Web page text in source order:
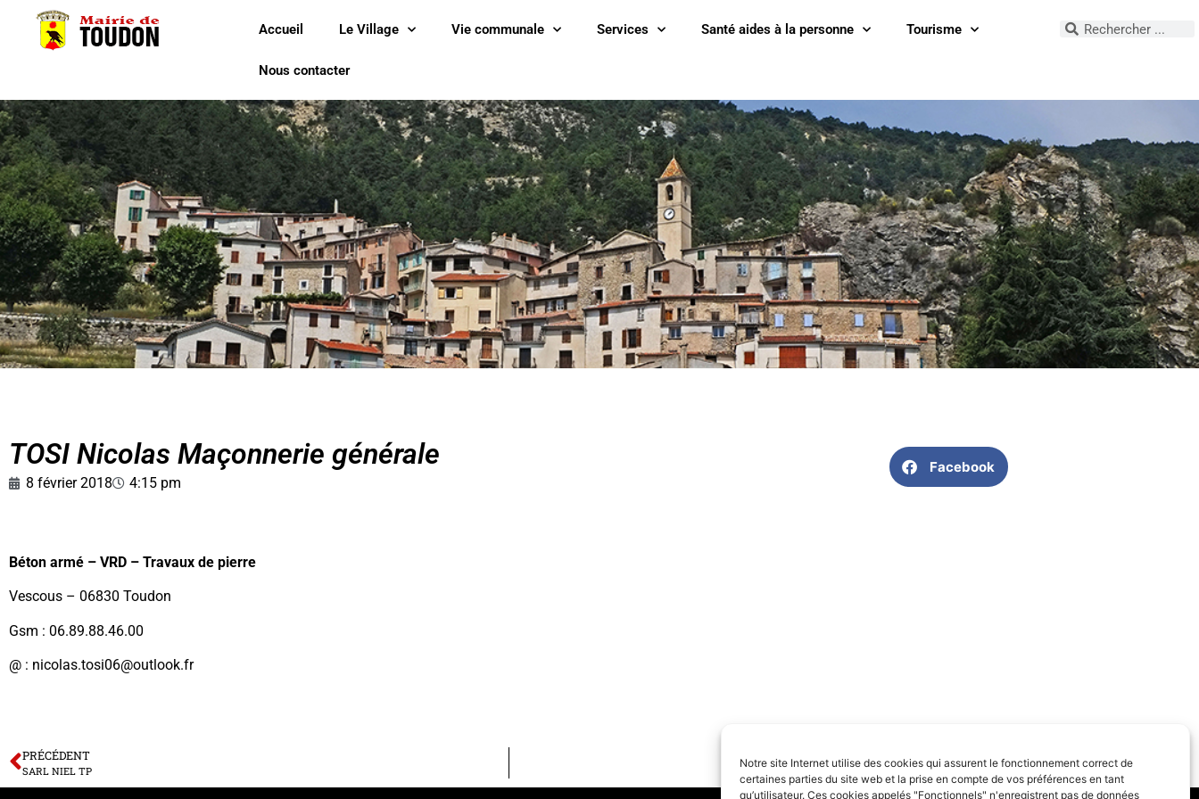
Notre site Internet utilise des cookies qui assurent le fonctionnement correct de
certaines parties du site web et la prise en compte de vos préférences en tant
qu’utilisateur. Ces cookies appelés "Fonctionnels" n'enregistrent pas de données
Accueil Le Village Vie communale Services Santé aides à la personne Tourisme
Nous contacter
TOSI Nicolas Maçonnerie générale
8 février 2018 4:15 pm
Facebook
Béton armé – VRD – Travaux de pierre
Vescous – 06830 Toudon
Gsm : 06.89.88.46.00
@ : nicolas.tosi06@outlook.fr
PRÉCÉDENT
SARL NIEL TP Atelier Rayn’Art